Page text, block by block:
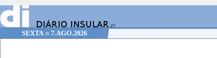
SEXTA o 7.AGO.2026